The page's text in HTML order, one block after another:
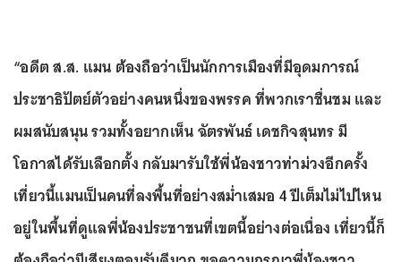
“อดีต ส.ส. แมน ต้องถือว่าเป็นนักการเมืองที่มีอุดมการณ์
ประชาธิปัตย์ตัวอย่างคนหนึ่งของพรรค ที่พวกเราชื่นชม และ
ผมสนับสนุน รวมทั้งอยากเห็น ฉัตรพันธ์ เดชกิจสุนทร มี
โอกาสได้รับเลือกตั้ง กลับมารับใช้พี่น้องชาวท่าม่วงอีกครั้ง
เที่ยวนี้แมนเป็นคนที่ลงพื้นที่อย่างสม่ำเสมอ 4 ปีเต็มไม่ไปไหน
อยู่ในพื้นที่ดูแลพี่น้องประชาชนที่เขตนี้อย่างต่อเนื่อง เที่ยวนี้ก็